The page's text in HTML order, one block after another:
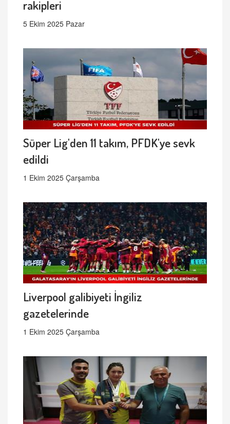
rakipleri
5 Ekim 2025 Pazar
Süper Lig'den 11 takım, PFDK'ye sevk
edildi
1 Ekim 2025 Çarşamba
Liverpool galibiyeti İngiliz
gazetelerinde
1 Ekim 2025 Çarşamba